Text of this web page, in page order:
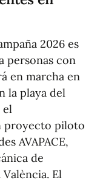
2026 es
personas con
en marcha en
la playa del
el
proyecto piloto
AVAPACE,
de
El